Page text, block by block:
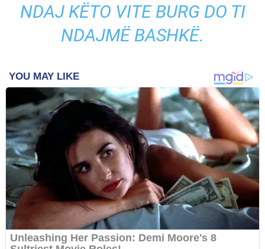
NDAJ KËTO VITE BURG DO TI
NDAJMË BASHKË.